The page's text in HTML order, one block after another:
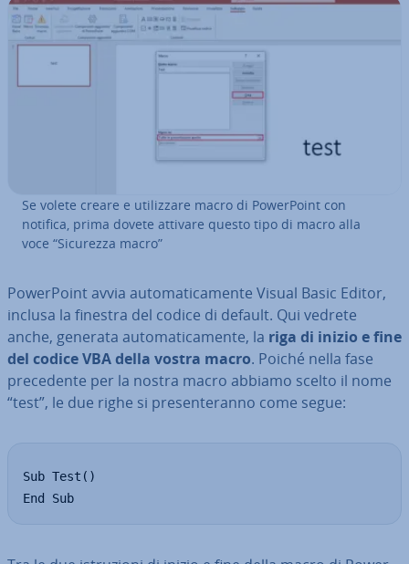
Se volete creare e uti­liz­za­re macro di Po­wer­Point con
notifica, prima dovete attivare questo tipo di macro alla
voce “Sicurezza macro”
Po­wer­Point avvia au­to­ma­ti­ca­men­te Visual Basic Editor,
inclusa la finestra del codice di default. Qui vedrete
anche, generata au­to­ma­ti­ca­men­te, la riga di inizio e fine
del codice VBA della vostra macro. Poiché nella fase
pre­ce­den­te per la nostra macro abbiamo scelto il nome
“test”, le due righe si pre­sen­te­ran­no come segue:
Sub Test()
End Sub